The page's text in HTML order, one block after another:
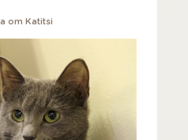
om Katitsi